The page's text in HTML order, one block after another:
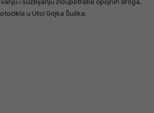
i suzbijanju zloupotrebe opojnih droga,
u Ulici Gojka Šuška.